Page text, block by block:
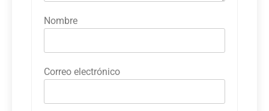
Nombre
Correo electrónico